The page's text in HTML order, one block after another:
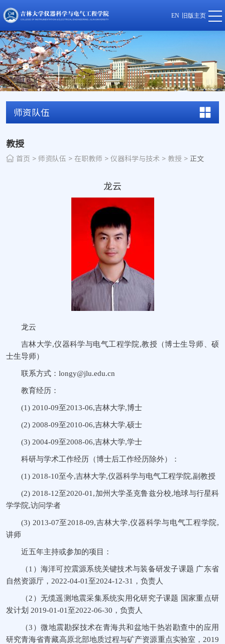
EN 旧版主页
师资队伍
教授
首页 > 师资队伍 > 在职教师 > 仪器科学与技术 > 教授 > 正文
龙云
龙云
吉林大学,仪器科学与电气工程学院,教授（博士生导师、硕
士生导师）
联系方式：longy@jlu.edu.cn
教育经历：
(1) 2010-09至2013-06,吉林大学,博士
(2) 2008-09至2010-06,吉林大学,硕士
(3) 2004-09至2008-06,吉林大学,学士
科研与学术工作经历（博士后工作经历除外）：
(1) 2018-10至今,吉林大学,仪器科学与电气工程学院,副教授
(2) 2018-12至2020-01,加州大学圣克鲁兹分校,地球与行星科
学学院,访问学者
(3) 2013-07至2018-09,吉林大学,仪器科学与电气工程学院,
讲师
近五年主持或参加的项目：
（1）海洋可控震源系统关键技术与装备研发子课题 广东省
自然资源厅，2022-04-01至2024-12-31，负责人
（2）无缆遥测地震采集系统实用化研究子课题 国家重点研
发计划 2019-01-01至2022-06-30，负责人
（3）微地震勘探技术在青海共和盆地干热岩勘查中的应用
研究青海省青藏高原北部地质过程与矿产资源重点实验室，2019